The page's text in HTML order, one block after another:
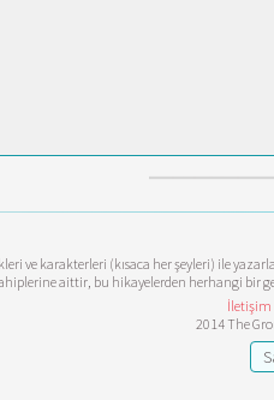
ve karakterleri (kısaca her şeyleri) ile
aittir, bu hikayelerden herhangi bir
İletişim
2014 The